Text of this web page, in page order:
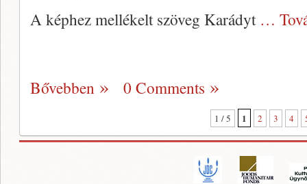
A képhez mellékelt szöveg Karádyt …
Bővebben 0 Comments
1 / 5 1 2 3 4